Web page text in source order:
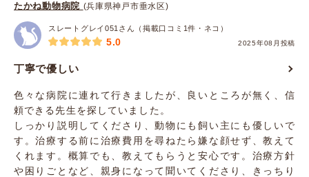
たかね動物病院 (兵庫県神戸市垂水区)
スレートグレイ051さん（掲載口コミ1件・ネコ）
2025年08月投稿
5.0
丁寧で優しい
色々な病院に連れて行きましたが、良いところが無く、信
頼できる先生を探していました。
しっかり説明してくださり、動物にも飼い主にも優しいで
す。治療する前に治療費用を尋ねたら嫌な顔せず、教えて
くれます。概算でも、教えてもらうと安心です。治療方針
や困りごとなど、親身になって聞いてくださり、きっちり